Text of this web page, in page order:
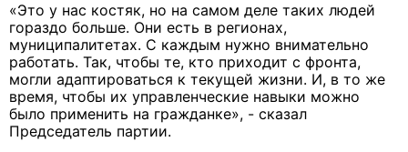
«Это у нас костяк, но на самом деле таких людей
гораздо больше. Они есть в регионах,
муниципалитетах. С каждым нужно внимательно
работать. Так, чтобы те, кто приходит с фронта,
могли адаптироваться к текущей жизни. И, в то же
время, чтобы их управленческие навыки можно
было применить на гражданке», - сказал
Председатель партии.